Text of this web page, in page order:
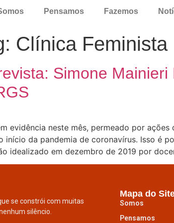
Pensamos Fazemos
Clínica Feminista
Simone
evidência neste mês, permeado por
início da pandemia de coronavírus. Isso é
idealizado em dezembro de 2019 por
se constrói com muitas
silêncio.
Mapa do
Somos
Pensamos